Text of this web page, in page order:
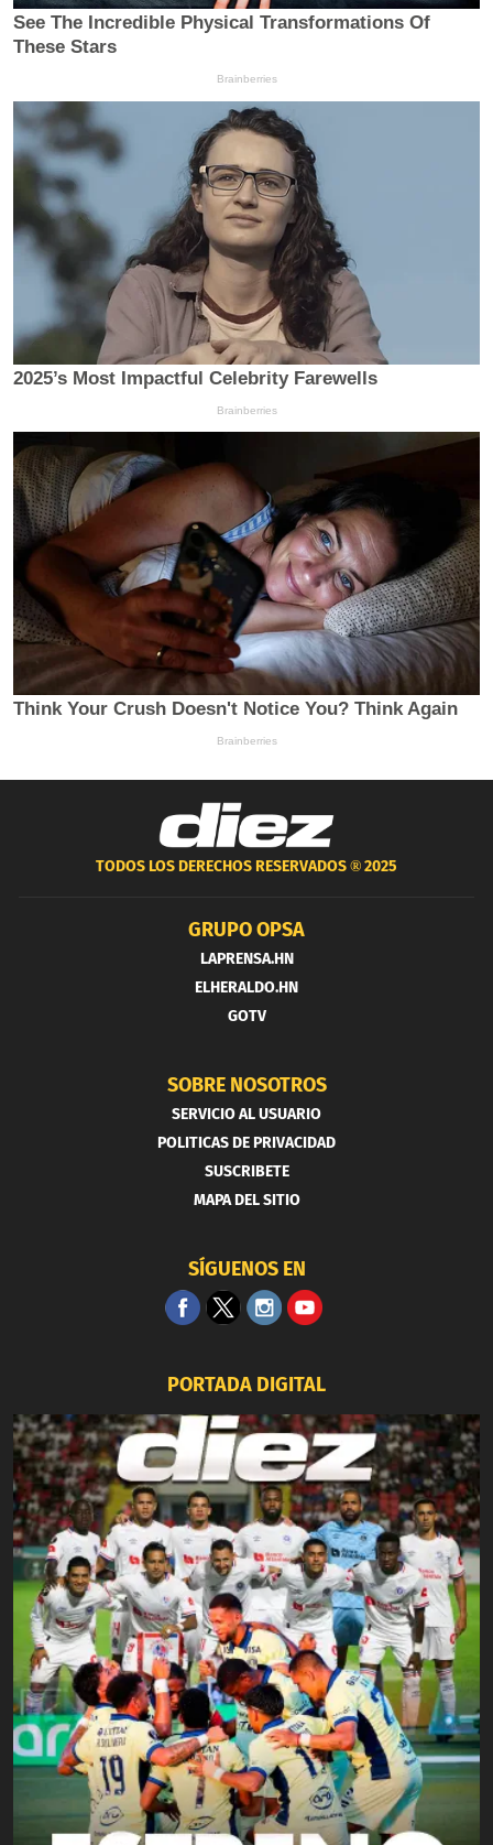
TODOS LOS DERECHOS RESERVADOS ®2025
GRUPO OPSA
LAPRENSA.HN
ELHERALDO.HN
GOTV
SOBRE NOSOTROS
SERVICIO AL USUARIO
POLITICAS DE PRIVACIDAD
SUSCRIBETE
MAPA DEL SITIO
SÍGUENOS EN
PORTADA DIGITAL